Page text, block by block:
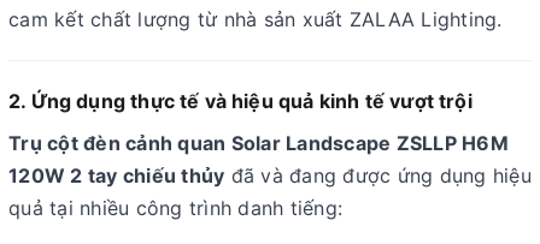
cam kết chất lượng từ nhà sản xuất ZALAA Lighting.
2. Ứng dụng thực tế và hiệu quả kinh tế vượt trội
Trụ cột đèn cảnh quan Solar Landscape ZSLLP H6M
120W 2 tay chiếu thủy đã và đang được ứng dụng hiệu
quả tại nhiều công trình danh tiếng: